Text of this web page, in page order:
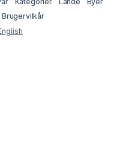
Brugervilkår